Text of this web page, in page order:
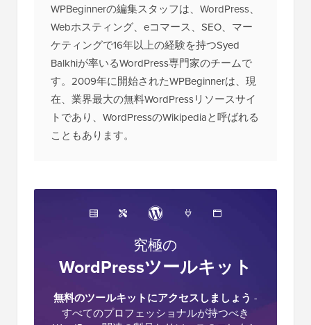
WPBeginnerの編集スタッフは、WordPress、
Webホスティング、eコマース、SEO、マー
ケティングで16年以上の経験を持つSyed
Balkhiが率いるWordPress専門家のチームで
す。2009年に開始されたWPBeginnerは、現
在、業界最大の無料WordPressリソースサイ
トであり、WordPressのWikipediaと呼ばれる
こともあります。
究極の
WordPressツールキット
無料のツールキットにアクセスしましょう -
すべてのプロフェッショナルが持つべき